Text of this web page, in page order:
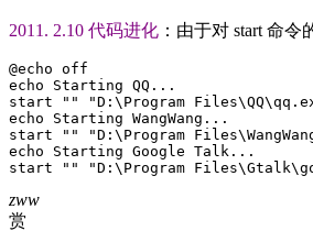
2011. 2.10 代码进化 ：由于对 start 命
@echo off
echo Starting QQ...
start "" "D:\Program
echo Starting WangWang...
start "" "D:\Program
echo Starting Google Talk...
start "" "D:\Program
zww
赏